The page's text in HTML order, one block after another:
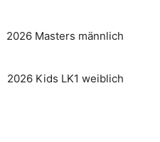
2026 Masters männlich
2026 Kids LK1 weiblich